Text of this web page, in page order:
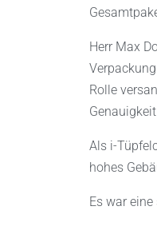
Herr Max
Rolle
Als i-
hohes
Es war